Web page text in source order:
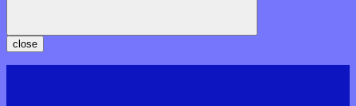
close